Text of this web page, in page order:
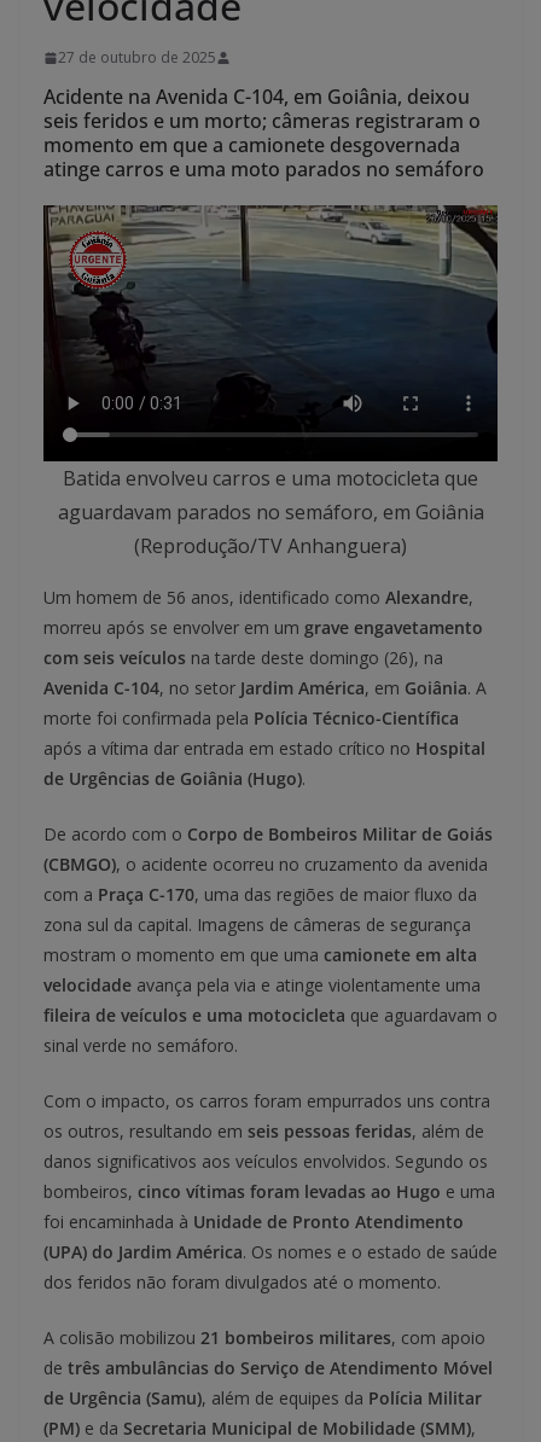
27 de outubro de 2025
Acidente na Avenida C-104, em Goiânia, deixou
seis feridos e um morto; câmeras registraram o
momento em que a camionete desgovernada
atinge carros e uma moto parados no semáforo
Batida envolveu carros e uma motocicleta que
aguardavam parados no semáforo, em Goiânia
(Reprodução/TV Anhanguera)
Um homem de 56 anos, identificado como Alexandre,
morreu após se envolver em um grave engavetamento
com seis veículos na tarde deste domingo (26), na
Avenida C-104, no setor Jardim América, em Goiânia. A
morte foi confirmada pela Polícia Técnico-Científica
após a vítima dar entrada em estado crítico no Hospital
de Urgências de Goiânia (Hugo).
De acordo com o Corpo de Bombeiros Militar de Goiás
(CBMGO), o acidente ocorreu no cruzamento da avenida
com a Praça C-170, uma das regiões de maior fluxo da
zona sul da capital. Imagens de câmeras de segurança
mostram o momento em que uma camionete em alta
velocidade avança pela via e atinge violentamente uma
fileira de veículos e uma motocicleta que aguardavam o
sinal verde no semáforo.
Com o impacto, os carros foram empurrados uns contra
os outros, resultando em seis pessoas feridas, além de
danos significativos aos veículos envolvidos. Segundo os
bombeiros, cinco vítimas foram levadas ao Hugo e uma
foi encaminhada à Unidade de Pronto Atendimento
(UPA) do Jardim América. Os nomes e o estado de saúde
dos feridos não foram divulgados até o momento.
A colisão mobilizou 21 bombeiros militares, com apoio
de três ambulâncias do Serviço de Atendimento Móvel
de Urgência (Samu), além de equipes da Polícia Militar
(PM) e da Secretaria Municipal de Mobilidade (SMM),